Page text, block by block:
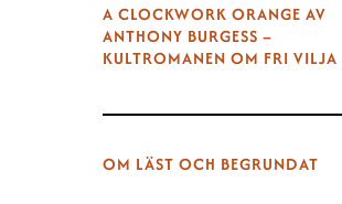
A CLOCKWORK ORANGE AV
ANTHONY BURGESS –
KULTROMANEN OM FRI VILJA
OM LÄST OCH BEGRUNDAT